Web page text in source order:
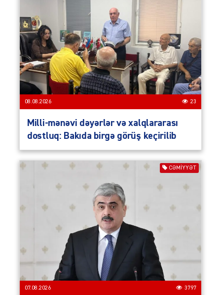
08.08.2026 23
Milli-mənəvi dəyərlər və xalqlararası
dostluq: Bakıda birgə görüş keçirilib
CƏMIYYƏT
07.08.2026 3797